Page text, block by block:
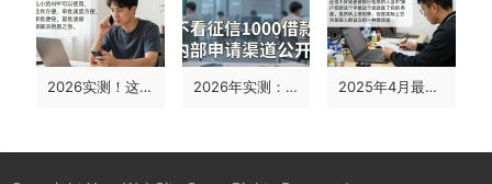
2026实测！这5个借款2000容易过的小贷app，内部放款渠道速收藏 2026年实测：5个黑户无视征信借钱口子，不看征信1000借款内部申请渠道公开！ 2025年4月最新！无视黑白、有前期的黑户贷款口子大盘点，这5个秒批2000元